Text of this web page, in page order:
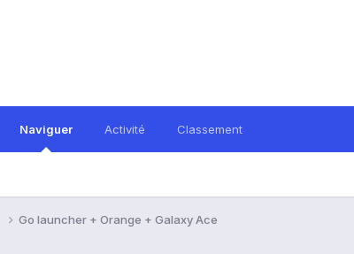
Naviguer Activité Classement
Go launcher + Orange + Galaxy Ace